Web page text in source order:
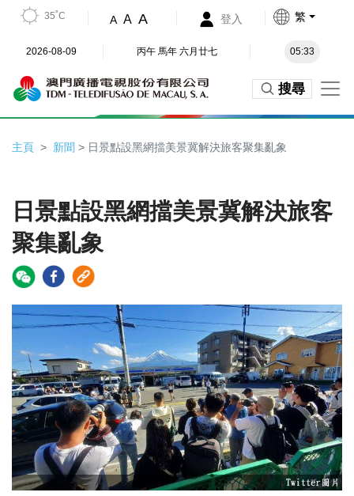
35˚C A A A 登入 繁
2026-08-09 丙午 馬年 六月廿七 05:33
搜尋
主頁 新聞 > 日景點設黑網擋美景冀解決旅客聚集亂象
日景點設黑網擋美景冀解決旅客
聚集亂象